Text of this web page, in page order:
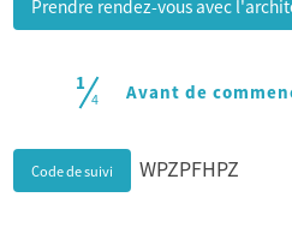
Prendre rendez-vous avec
Code de suivi WPZPFHPZ
1
4 Avant de